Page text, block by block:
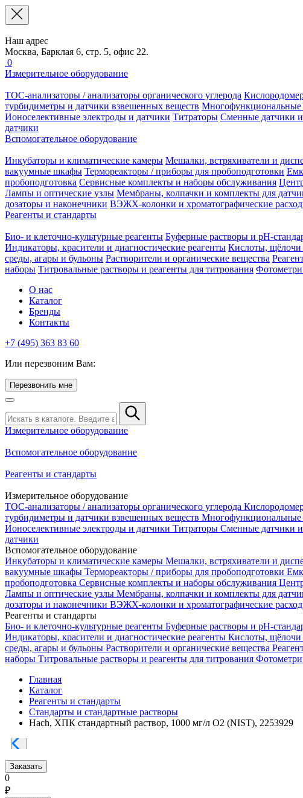
Наш адрес
Москва, Барклая 6, стр. 5, офис 22.
0
Измерительное оборудование
TOC-анализаторы / анализаторы органического углерода
турбидиметры и датчики взвешенных веществ
Ионоселективные электроды и датчики Титраторы Сменные датчики
датчики
Вспомогательное оборудование
Инкубаторы и климатические камеры Мешалки, встряхиватели и
вакуумные шкафы Термореакторы / приборы для пробоподготовки
пробоподготовка Сервисные комплекты и наборы обслуживания
Лампы и оптические узлы Мембраны, колпачки и комплекты для
дозаторы и наконечники ВЭЖХ-колонки и хроматографические
Реагенты и стандарты
Био- и клеточно-культурные реагенты Буферные растворы и pH-
Индикаторы, красители и диагностические реагенты Кислоты, щёлочи
среды, агары и бульоны Растворители и органические вещества
наборы Титровальные растворы и реагенты для титрования
О нас
Каталог
Бренды
Контакты
+7 (495) 363 83 60
Или перезвоним Вам:
Перезвонить мне
Измерительное оборудование
Вспомогательное оборудование
Реагенты и стандарты
Измерительное оборудование
TOC-анализаторы / анализаторы органического углерода
турбидиметры и датчики взвешенных веществ
Ионоселективные электроды и датчики Титраторы Сменные датчики
датчики
Вспомогательное оборудование
Инкубаторы и климатические камеры Мешалки, встряхиватели и
вакуумные шкафы Термореакторы / приборы для пробоподготовки
пробоподготовка Сервисные комплекты и наборы обслуживания
Лампы и оптические узлы Мембраны, колпачки и комплекты для
дозаторы и наконечники ВЭЖХ-колонки и хроматографические
Реагенты и стандарты
Био- и клеточно-культурные реагенты Буферные растворы и pH-
Индикаторы, красители и диагностические реагенты Кислоты, щёлочи
среды, агары и бульоны Растворители и органические вещества
наборы Титровальные растворы и реагенты для титрования
Главная
Каталог
Реагенты и стандарты
Стандарты и стандартные растворы
Hach, ХПК стандартный раствор, 1000 мг/л O2 (NIST), 2253929
Заказать
0
₽